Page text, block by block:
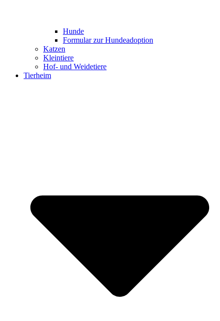
Hunde
Formular zur Hundeadoption
Katzen
Kleintiere
Hof- und Weidetiere
Tierheim